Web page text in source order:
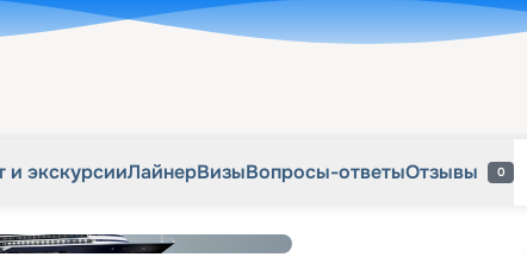
и экскурсииЛайнерВизыВопросы-ответыОтзывы 0